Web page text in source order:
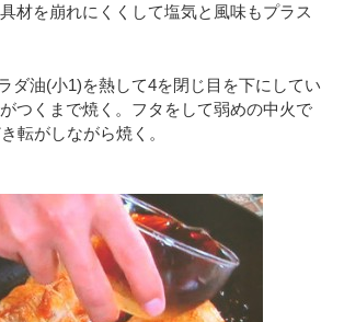
材を崩れにくくして塩気と風味もプラス
ダ油(小1)を熱して4を閉じ目を下にしてい
つくまで焼く。フタをして弱めの中火で
転がしながら焼く。